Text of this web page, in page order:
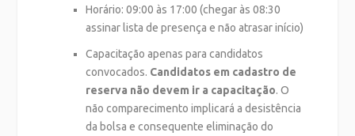
Horário: 09:00 às 17:00 (chegar às 08:30
assinar lista de presença e não atrasar início)
Capacitação apenas para candidatos
convocados. Candidatos em cadastro de
reserva não devem ir a capacitação. O
não comparecimento implicará a desistência
da bolsa e consequente eliminação do